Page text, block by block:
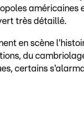
très détaillé.
en scène
du
certains